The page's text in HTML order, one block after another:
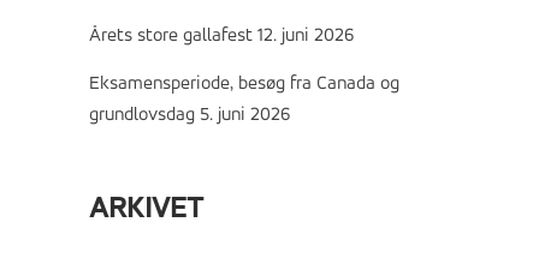
Årets store gallafest 12. juni 2026
Eksamensperiode, besøg fra Canada og
grundlovsdag 5. juni 2026
ARKIVET